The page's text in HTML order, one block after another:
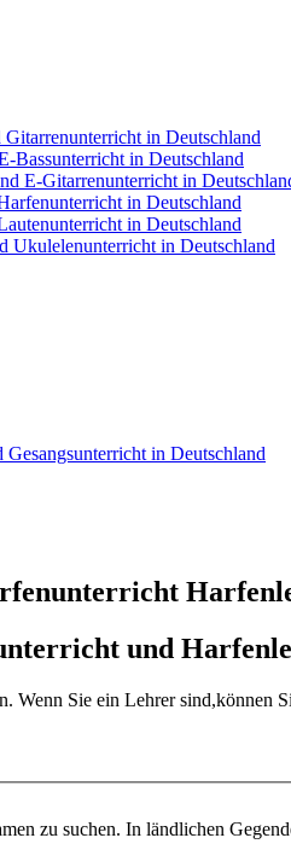
in Deutschland
Bassunterricht in Deutschland
E-Gitarrenunterricht in
in Deutschland
in Deutschland
Ukulelenunterricht in Deutschland
Gesangsunterricht in Deutschland
und
Wenn Sie ein Lehrer sind,können
zu suchen. In ländlichen